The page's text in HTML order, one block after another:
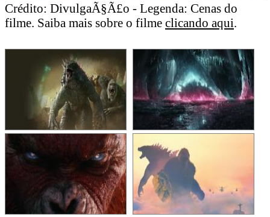
Crédito: DivulgaÃ§Ã£o - Legenda: Cenas do
filme. Saiba mais sobre o filme clicando aqui.